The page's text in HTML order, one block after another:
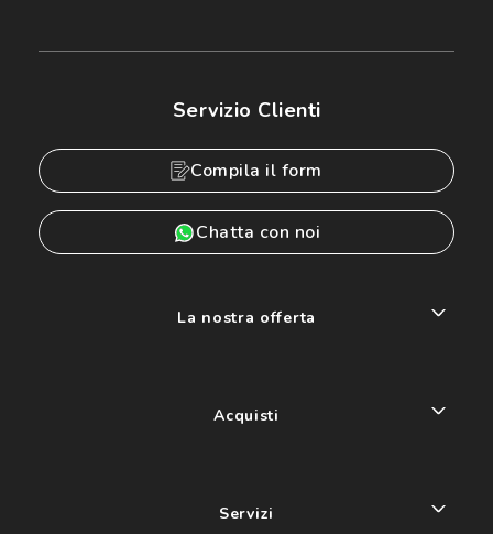
Servizio Clienti
Compila il form
Chatta con noi
La nostra offerta
Acquisti
Servizi